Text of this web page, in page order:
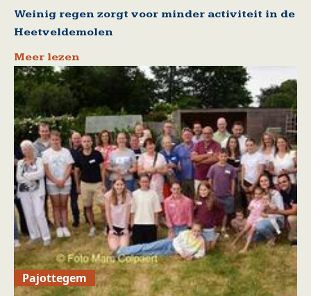
Weinig regen zorgt voor minder activiteit in de
Heetveldemolen
Meer lezen
Pajottegem